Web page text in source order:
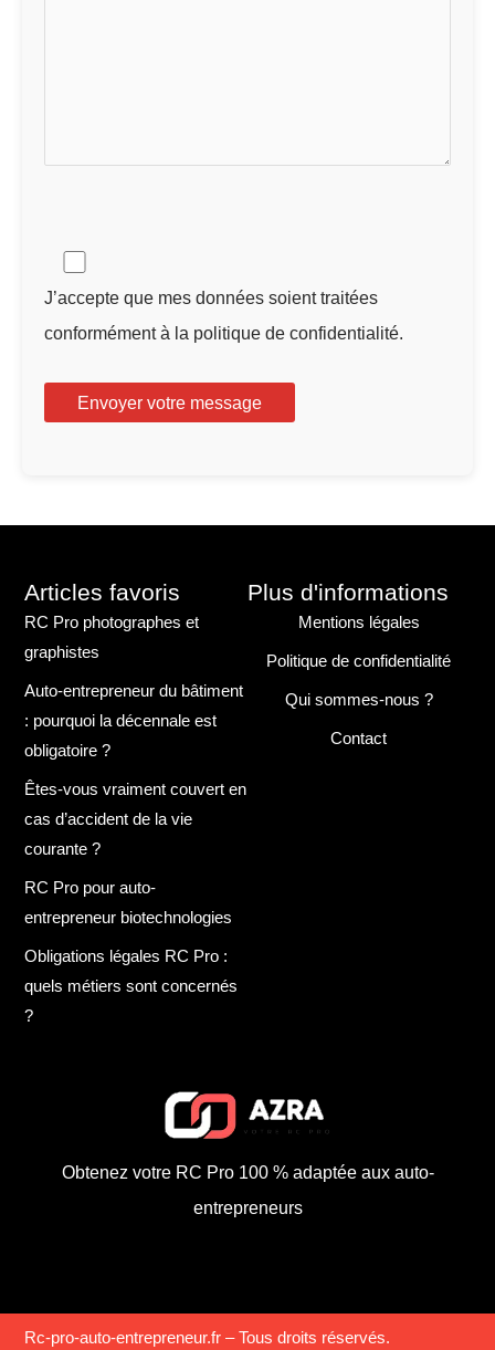
J’accepte que mes données soient traitées
conformément à la politique de confidentialité.
Obtenez votre RC Pro 100 % adaptée aux auto-
entrepreneurs
Plus d'informations
Mentions légales
Politique de confidentialité
Qui sommes-nous ?
Contact
Articles favoris
RC Pro photographes et
graphistes
Auto-entrepreneur du bâtiment
: pourquoi la décennale est
obligatoire ?
Êtes-vous vraiment couvert en
cas d’accident de la vie
courante ?
RC Pro pour auto-
entrepreneur biotechnologies
Obligations légales RC Pro :
quels métiers sont concernés
?
Rc-pro-auto-entrepreneur.fr – Tous droits réservés.